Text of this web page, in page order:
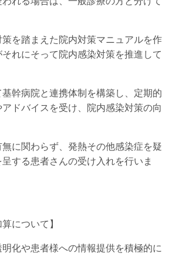
を踏まえた院内対策マニュアルを作
れにそって院内感染対策を推進して
幹病院と連携体制を構築し、定期的
ドバイスを受け、院内感染対策の向
に関わらず、発熱その他感染症を疑
する患者さんの受け入れを行いま
について】
化や患者様への情報提供を積極的に